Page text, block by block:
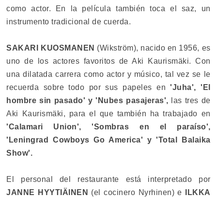
como actor. En la película también toca el saz, un
instrumento tradicional de cuerda.
SAKARI KUOSMANEN (Wikström), nacido en 1956, es
uno de los actores favoritos de Aki Kaurismäki. Con
una dilatada carrera como actor y músico, tal vez se le
recuerda sobre todo por sus papeles en 'Juha', 'El
hombre sin pasado' y 'Nubes pasajeras', las tres de
Aki Kaurismäki, para el que también ha trabajado en
'Calamari Union', 'Sombras en el paraíso',
'Leningrad Cowboys Go America' y 'Total Balaika
Show'.
El personal del restaurante está interpretado por
JANNE HYYTIÄINEN (el cocinero Nyrhinen) e
ILKKA